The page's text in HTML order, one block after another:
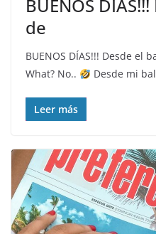
BUENOS
de
BUENOS DÍAS!!! Desde el
What? No..
Desde mi
Leer más